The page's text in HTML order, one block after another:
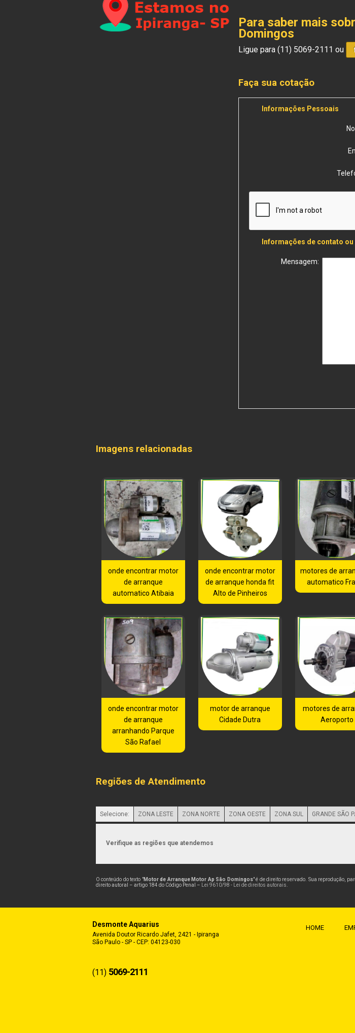
Para saber mais
Domingos
Ligue para(11) 5069-2111 ou
Faça sua cotação
Informações Pessoais
Informações de contato
Mensagem:
Imagens relacionadas
onde encontrar motor
de arranque
automatico Atibaia
onde encontrar motor
de arranque honda fit
Alto de Pinheiros
motores de
automatico
onde encontrar motor
de arranque
arranhando Parque
São Rafael
motor de arranque
Cidade Dutra
motores de
Aeroporto
Regiões de Atendimento
Selecione: ZONA LESTE ZONA NORTE ZONA OESTE ZONA SUL GRANDE SÃO
Verifique as regiões que atendemos
O conteúdo do texto "Motor de Arranque Motor Ap São Domingos" é de direito reservado. Sua reprodução,
direito autoral – artigo 184 do Código Penal –
Lei 9610/98 - Lei de direitos autorais
Desmonte Aquarius
Avenida Doutor Ricardo Jafet, 2421 - Ipiranga
São Paulo - SP - CEP: 04123-030
(11) 5069-2111
HOME